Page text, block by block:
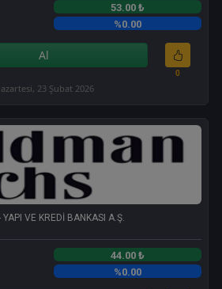
53.00 ₺
%0.00
Al
0
23 Şubat 2026
YAPI VE KREDİ BANKASI A.Ş.
44.00 ₺
%0.00